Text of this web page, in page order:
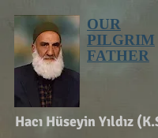
OUR
PILGRIM
FATHER
Hacı Hüseyin Yıldız